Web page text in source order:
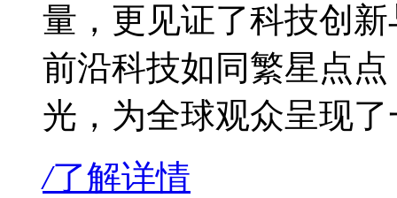
量，更见证了科技创
前沿科技如同繁星点
光，为全球观众呈现
/了解详情